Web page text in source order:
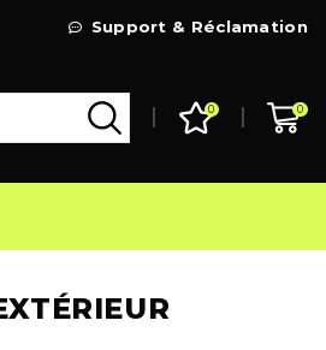
à partir de 99€ Go Shop
Support & Réclamation
0 0